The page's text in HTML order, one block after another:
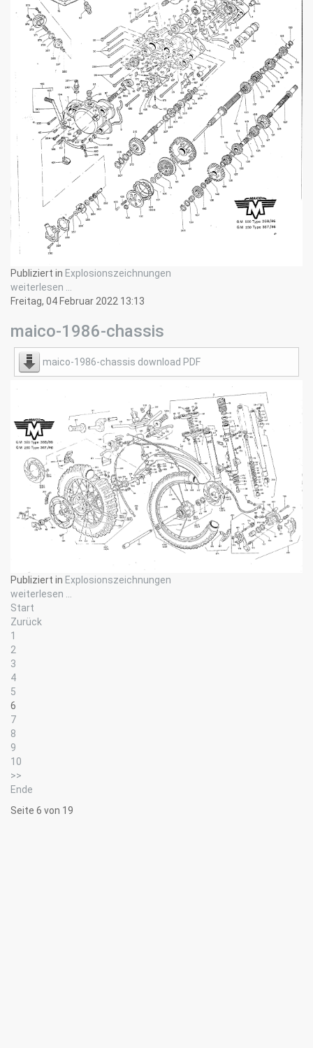
Publiziert in Explosionszeichnungen
weiterlesen ...
Freitag, 04 Februar 2022 13:13
maico-1986-chassis
maico-1986-chassis download PDF
Publiziert in Explosionszeichnungen
weiterlesen ...
Start
Zurück
1
2
3
4
5
6
7
8
9
10
>>
Ende
Seite 6 von 19